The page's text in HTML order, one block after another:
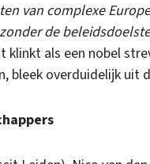
van complexe
de
klinkt als een nobel
bleek overduidelijk uit